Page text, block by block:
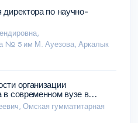
по научно-
№ 5 им М. Ауезова, Аркалык
организации
в современном вузе в
образования
Омская гумматитарная